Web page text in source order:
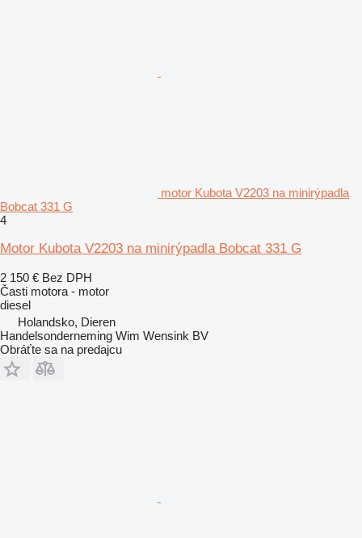
motor Kubota V2203 na minirýpadla
Bobcat 331 G
4
Motor Kubota V2203 na minirýpadla Bobcat 331 G
2 150 € Bez DPH
Časti motora - motor
diesel
Holandsko, Dieren
Handelsonderneming Wim Wensink BV
Obráťte sa na predajcu